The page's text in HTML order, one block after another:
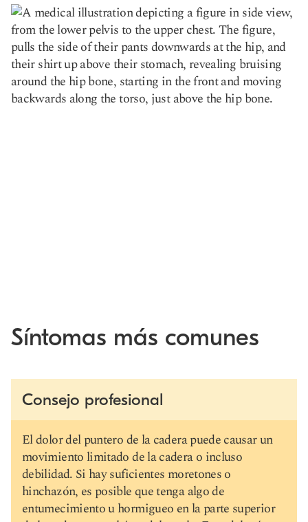
Síntomas más comunes
Consejo profesional
El dolor del puntero de la cadera puede causar un
movimiento limitado de la cadera o incluso
debilidad. Si hay suficientes moretones o
hinchazón, es posible que tenga algo de
entumecimiento u hormigueo en la parte superior